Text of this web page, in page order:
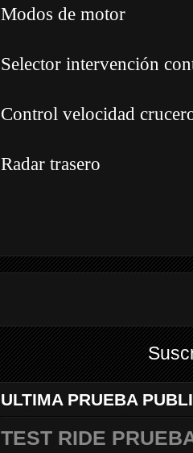
Modos de motor
Selector intervención
Control velocidad
Radar trasero
ULTIMA PRUEBA
TEST RIDE